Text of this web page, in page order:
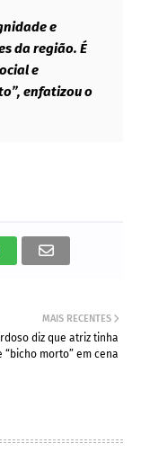
e
da região. É
e
enfatizou o
MAIS RECENTES
diz que atriz tinha
“bicho morto” em cena